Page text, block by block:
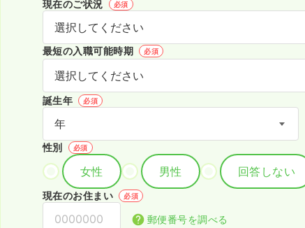
現在のご状況 必須
最短の入職可能時期 必須
誕生年 必須
性別 必須
女性 男性 回答しない
現在のお住まい 必須
郵便番号を調べる